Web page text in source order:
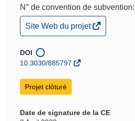
N° de convention de
(s’ouvre
dans
nouvelle
fenêtre)
Site Web du projet
DOI
10.3030/885797
Projet clôturé
Date de signature de la CE